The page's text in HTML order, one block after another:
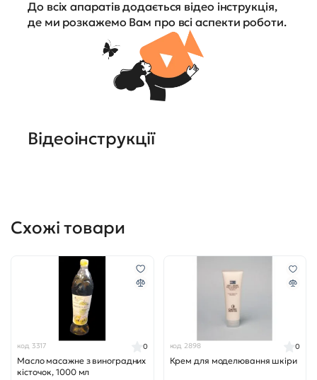
До всіх апаратів додається відео інструкція,
де ми розкажемо Вам про всі аспекти роботи.
Відеоінструкції
Схожі товари
код 3317
Масло масажне з виноградних
кісточок, 1000 мл
0 код 2898
Крем для моделювання шкіри
0